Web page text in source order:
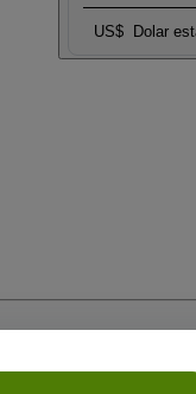
US$ Dolar
de Privacidad para